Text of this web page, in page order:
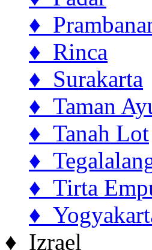
♦
♦ Rinca
♦ Surakarta
♦ Taman
♦ Tanah Lot
♦
♦ Tirta
♦
♦ Izrael